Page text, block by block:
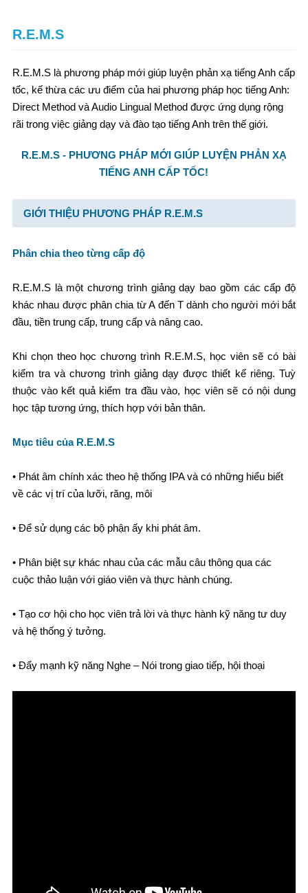
R.E.M.S
R.E.M.S là phương pháp mới giúp luyện phản xạ tiếng Anh cấp
tốc, kế thừa các ưu điểm của hai phương pháp học tiếng Anh:
Direct Method và Audio Lingual Method được ứng dụng rộng
rãi trong việc giảng dạy và đào tạo tiếng Anh trên thế giới.
R.E.M.S - PHƯƠNG PHÁP MỚI GIÚP LUYỆN PHẢN XẠ
TIẾNG ANH CẤP TỐC!
GIỚI THIỆU PHƯƠNG PHÁP R.E.M.S
Phân chia theo từng cấp độ
R.E.M.S là một chương trình giảng dạy bao gồm các cấp độ
khác nhau được phân chia từ A đến T dành cho người mới bắt
đầu, tiền trung cấp, trung cấp và nâng cao.
Khi chọn theo học chương trình R.E.M.S, học viên sẽ có bài
kiểm tra và chương trình giảng dạy được thiết kế riêng. Tuỳ
thuộc vào kết quả kiểm tra đầu vào, học viên sẽ có nội dung
học tập tương ứng, thích hợp với bản thân.
Mục tiêu của R.E.M.S
• Phát âm chính xác theo hệ thống IPA và có những hiểu biết
về các vị trí của lưỡi, răng, môi
• Để sử dụng các bộ phận ấy khi phát âm.
• Phân biệt sự khác nhau của các mẫu câu thông qua các
cuộc thảo luận với giáo viên và thực hành chúng.
• Tạo cơ hội cho học viên trả lời và thực hành kỹ năng tư duy
và hệ thống ý tưởng.
• Đẩy mạnh kỹ năng Nghe – Nói trong giao tiếp, hội thoại